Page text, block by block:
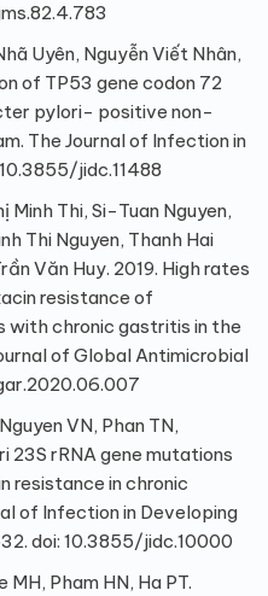
Uyên, Nguyễn Viết Nhân,
of TP53 gene codon 72
pylori- positive non-
The Journal of Infection in
jidc.11488
Minh Thi, Si-Tuan Nguyen,
Thi Nguyen, Thanh Hai
Văn Huy. 2019. High rates
resistance of
with chronic gastritis in the
of Global Antimicrobial
VN, Phan TN,
rRNA gene mutations
resistance in chronic
of Infection in Developing
doi: 10.3855/jidc.10000
MH, Pham HN, Ha PT.